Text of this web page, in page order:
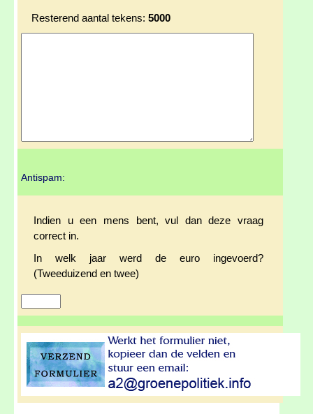
Resterend aantal tekens: 5000
Antispam:
Indien u een mens bent, vul dan deze vraag
correct in.
In welk jaar werd de euro ingevoerd?
(Tweeduizend en twee)